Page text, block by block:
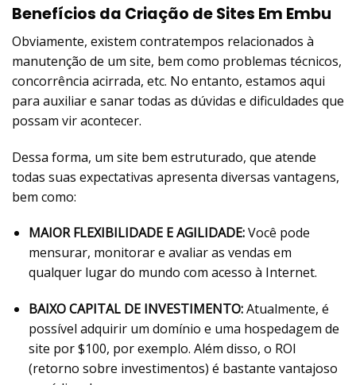
Benefícios da Criação de Sites Em Embu
Obviamente, existem contratempos relacionados à
manutenção de um site, bem como problemas técnicos,
concorrência acirrada, etc. No entanto, estamos aqui
para auxiliar e sanar todas as dúvidas e dificuldades que
possam vir acontecer.
Dessa forma, um site bem estruturado, que atende
todas suas expectativas apresenta diversas vantagens,
bem como:
MAIOR FLEXIBILIDADE E AGILIDADE:Você pode
mensurar, monitorar e avaliar as vendas em
qualquer lugar do mundo com acesso à Internet.
BAIXO CAPITAL DE INVESTIMENTO:Atualmente, é
possível adquirir um domínio e uma hospedagem de
site por $100, por exemplo. Além disso, o ROI
(retorno sobre investimentos) é bastante vantajoso